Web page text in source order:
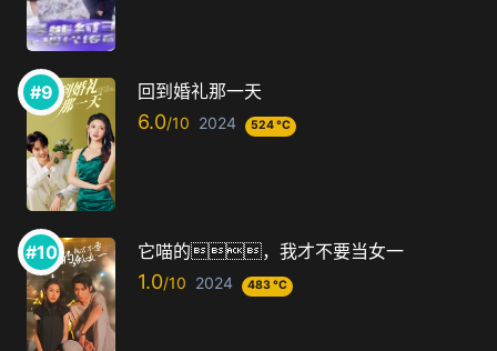
回到婚礼那一天
6.0 2024 524 °C
它喵的，我才不要当女一
1.0 2024 483 °C